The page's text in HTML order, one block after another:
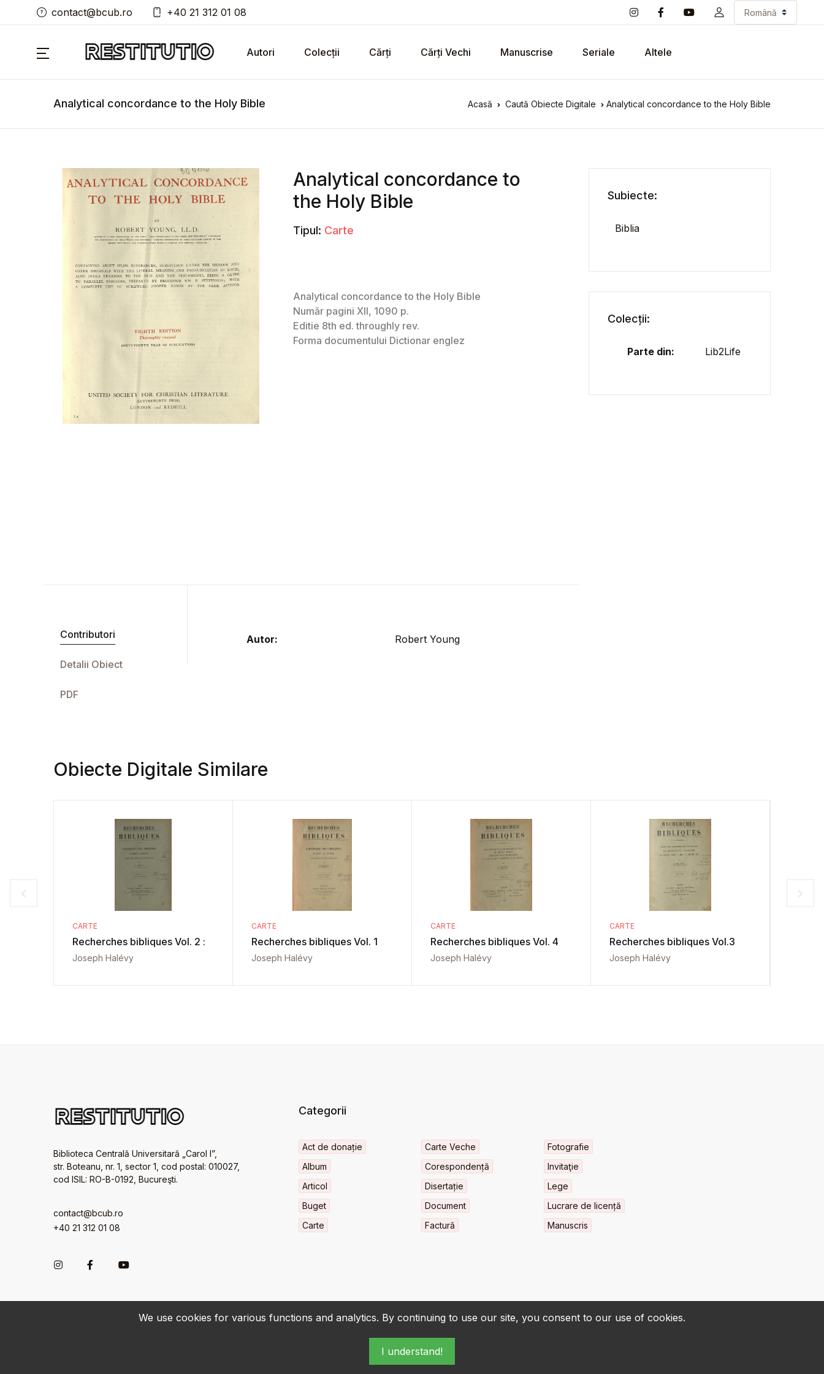
We use cookies for various functions and analytics. By continuing to use our site, you consent to our use of cookies.
I understand!
contact@bcub.ro +40 21 312 01 08
Autori Colecții Cărți Cărți Vechi Manuscrise Seriale Altele
Analytical concordance to the Holy Bible Acasă Caută Obiecte Digitale Analytical concordance to the Holy Bible
Analytical concordance to
the Holy Bible
Tipul: Carte
Contributori
Detalii Obiect
PDF
Autor: Robert Young
Subiecte:
Biblia
Colecții:
Parte din: Lib2Life
Obiecte Digitale Similare
CARTE
Recherches bibliques Vol. 2 :
Joseph Halévy
CARTE
Recherches bibliques Vol. 1
Joseph Halévy
CARTE
Recherches bibliques Vol. 4
Joseph Halévy
CARTE
Recherches bibliques Vol.3
Joseph Halévy
Biblioteca Centrală Universitară „Carol I”,
str. Boteanu, nr. 1, sector 1, cod postal: 010027,
cod ISIL: RO-B-0192, Bucureşti.
contact@bcub.ro
+40 21 312 01 08
Categorii
Act de donație
Album
Articol
Buget
Carte
Carte Veche
Corespondență
Disertație
Document
Factură
Fotografie
Invitaţie
Lege
Lucrare de licență
Manuscris